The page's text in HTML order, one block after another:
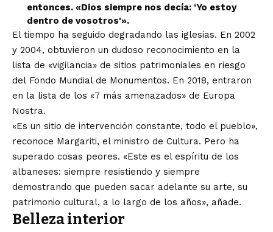
entonces. «Dios siempre nos decía: ‘Yo estoy
dentro de vosotros'».
El tiempo ha seguido degradando las iglesias. En 2002
y 2004, obtuvieron un dudoso reconocimiento en la
lista de «vigilancia» de sitios patrimoniales en riesgo
del Fondo Mundial de Monumentos. En 2018, entraron
en la lista de los «7 más amenazados» de Europa
Nostra.
«Es un sitio de intervención constante, todo el pueblo»,
reconoce Margariti, el ministro de Cultura. Pero ha
superado cosas peores. «Este es el espíritu de los
albaneses: siempre resistiendo y siempre
demostrando que pueden sacar adelante su arte, su
patrimonio cultural, a lo largo de los años», añade.
Belleza interior